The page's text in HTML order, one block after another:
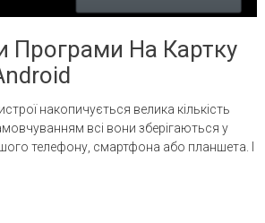
Програми На Картку
накопичується велика кількість
всі вони зберігаються у
телефону, смартфона або планшета. І